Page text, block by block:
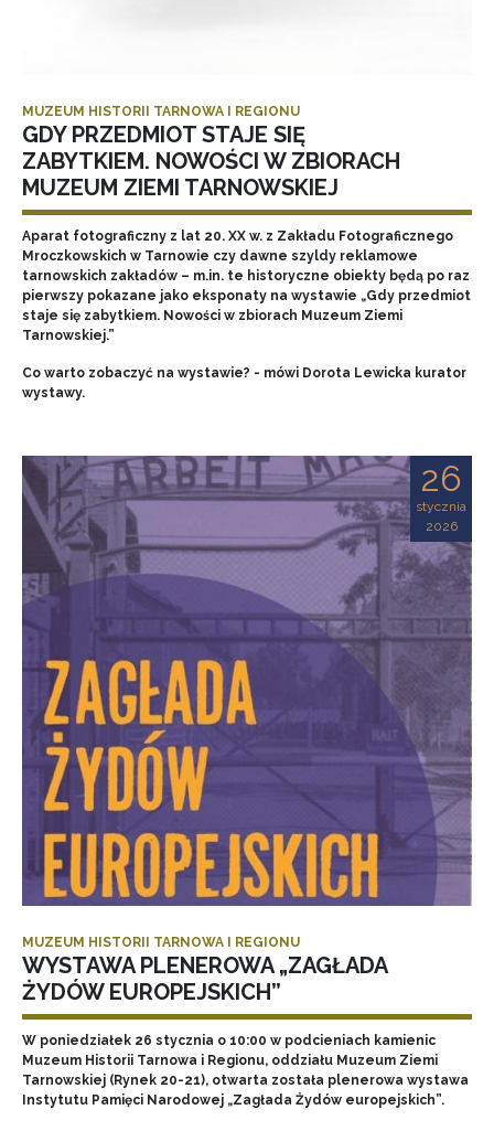
MUZEUM HISTORII TARNOWA I REGIONU
GDY PRZEDMIOT STAJE SIĘ
ZABYTKIEM. NOWOŚCI W ZBIORACH
MUZEUM ZIEMI TARNOWSKIEJ
Aparat fotograficzny z lat 20. XX w. z Zakładu Fotograficznego
Mroczkowskich w Tarnowie czy dawne szyldy reklamowe
tarnowskich zakładów – m.in. te historyczne obiekty będą po raz
pierwszy pokazane jako eksponaty na wystawie „Gdy przedmiot
staje się zabytkiem. Nowości w zbiorach Muzeum Ziemi
Tarnowskiej.”
Co warto zobaczyć na wystawie? - mówi Dorota Lewicka kurator
wystawy.
26
stycznia
2026
MUZEUM HISTORII TARNOWA I REGIONU
WYSTAWA PLENEROWA „ZAGŁADA
ŻYDÓW EUROPEJSKICH”
W poniedziałek 26 stycznia o 10:00 w podcieniach kamienic
Muzeum Historii Tarnowa i Regionu, oddziału Muzeum Ziemi
Tarnowskiej (Rynek 20-21), otwarta została plenerowa wystawa
Instytutu Pamięci Narodowej „Zagłada Żydów europejskich”.